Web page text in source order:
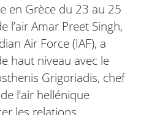
en Grèce du 23 au 25
l’air Amar Preet Singh,
Air Force (IAF), a
haut niveau avec le
Grigoriadis, chef
l’air hellénique